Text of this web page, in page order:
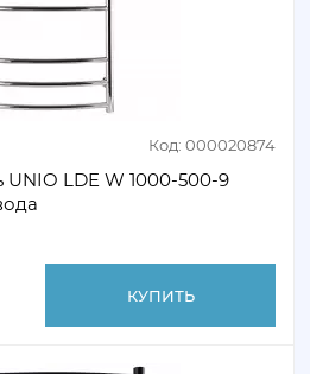
Код: 000020874
LDE W 1000-500-9
КУПИТЬ